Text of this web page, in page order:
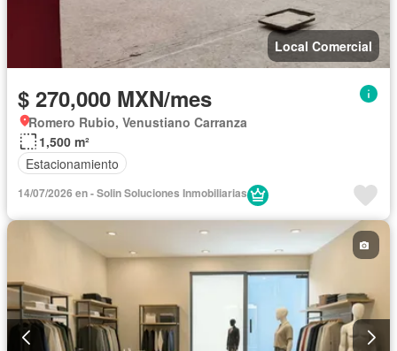
Local Comercial
$ 270,000 MXN/mes
Romero Rubio, Venustiano Carranza
1,500 m²
Estacionamiento
14/07/2026 en - Solin Soluciones Inmobiliarias